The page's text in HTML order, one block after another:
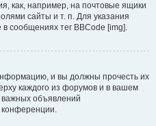
как, например, на почтовые ящики
сайты и т. п. Для указания
сообщениях тег BBCode [img].
и вы должны прочесть их
каждого из форумов и в вашем
объявлений